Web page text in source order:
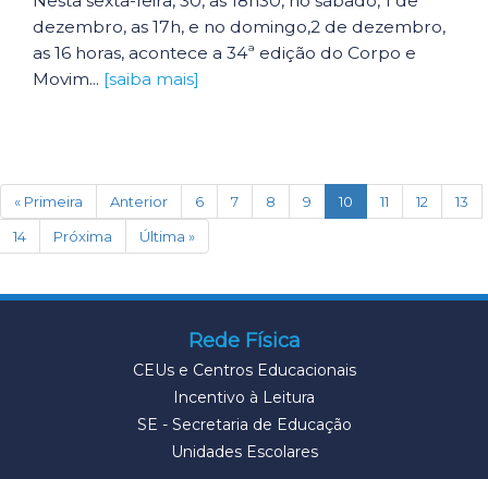
dezembro, as 17h, e no domingo,2 de dezembro,
as 16 horas, acontece a 34ª edição do Corpo e
Movim... [saiba mais]
« Primeira Anterior 6 7 8 9 10 (current)
11 12
13
14
Próxima Última »
Rede Física
CEUs e Centros Educacionais
Incentivo à Leitura
SE - Secretaria de Educação
Unidades Escolares